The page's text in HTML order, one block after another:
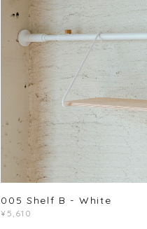
005 Shelf B - White
¥5,610